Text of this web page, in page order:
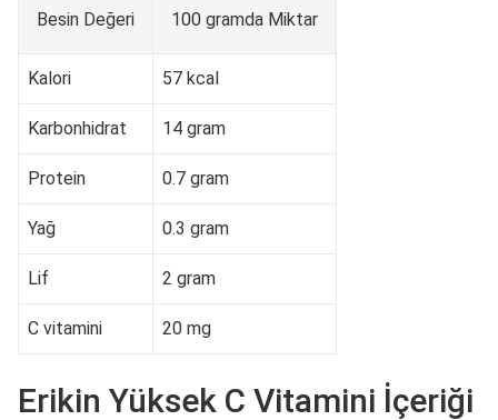
Besin Değeri 100 gramda Miktar
Kalori 57 kcal
Karbonhidrat 14 gram
Protein 0.7 gram
Yağ 0.3 gram
Lif 2 gram
C vitamini 20 mg
Erikin Yüksek C Vitamini İçeriği